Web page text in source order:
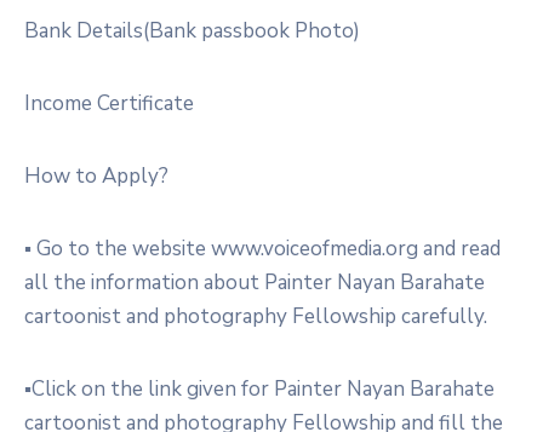
Bank Details(Bank passbook Photo)
Income Certificate
How to Apply?
▪︎ Go to the website www.voiceofmedia.org and read
all the information about Painter Nayan Barahate
cartoonist and photography Fellowship carefully.
▪︎Click on the link given for Painter Nayan Barahate
cartoonist and photography Fellowship and fill the